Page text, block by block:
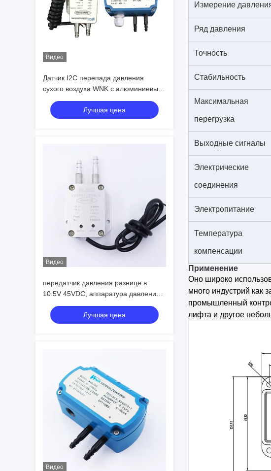
Видео
Датчик I2C перепада давления
сухого воздуха WNK с алюминиевым
снабжением жилищем для ветра
Лучшая цена
Видео
передатчик давления разнице в
10.5V 45VDC, аппаратура давления
ветра OEM измеряя
Лучшая цена
Видео
Измерение
Ряд давления
Точность
Стабильность
Максимальная
перегрузка
Выходные сигналы
Электрические
соединения
Электропитание
Температура
компенсации
Применение
Оно широко
много индустрий как
промышленный
лифта и другое